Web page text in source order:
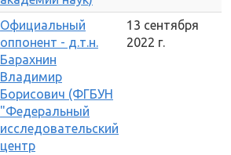
Официальный
оппонент - д.т.н.
Барахнин
Владимир
Борисович (ФГБУН
"Федеральный
исследовательский
центр
13 сентября
2022 г.